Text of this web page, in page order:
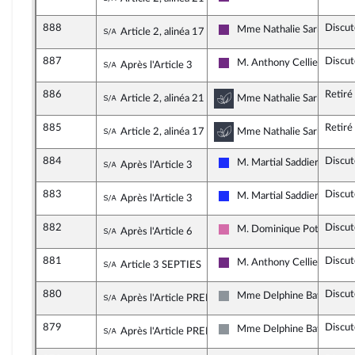
La République en Marche
888 Sous-amendement de l'amendement
Article 2, alinéa 17 La République en Marche
Mme Nathalie Sarles
887 Sous-amendement de l'amendement
Après l'Article 3 La République en Marche
M. Anthony Cellier
886 Sous-amendement de l'amendement
Article 2, alinéa 21 Commission du
Mme Nathalie Sarles,Retiré
885 Sous-amendement de l'amendement
Article 2, alinéa 17 Commission du
Mme Nathalie Sarles,Retiré
884 Sous-amendement de l'amendement
Après l'Article 3 Les Républicains
M. Martial Saddier
883 Sous-amendement de l'amendement
Après l'Article 3 Les Républicains
M. Martial Saddier
882 Sous-amendement de l'amendement
Après l'Article 6 Socialistes et apparentés
M. Dominique Potier
881 Sous-amendement de l'amendement
Article 3 SEPTIES La République en Marche
M. Anthony Cellier
880 Sous-amendement de l'amendement
Après l'Article PREMIER Non inscrit
Mme Delphine Batho
879 Sous-amendement de l'amendement
Après l'Article PREMIER Non inscrit
Mme Delphine Batho